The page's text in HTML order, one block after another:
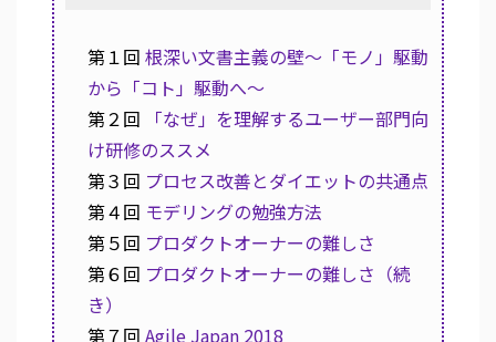
第１回 根深い文書主義の壁～「モノ」駆動
から「コト」駆動へ～
第２回
「なぜ」を理解するユーザー部門向
け研修のススメ
第３回 プロセス改善とダイエットの共通点
第４回 モデリングの勉強方法
第５回 プロダクトオーナーの難しさ
第６回 プロダクトオーナーの難しさ（続
き）
第７回 Agile Japan 2018